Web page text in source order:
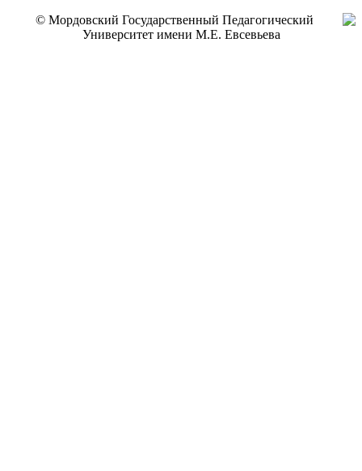
© Мордовский Государственный Педагогический
Университет имени М.Е. Евсевьева